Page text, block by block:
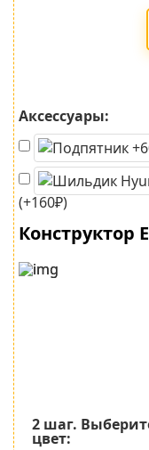
Аксессуары:
(+160₽)
Конструктор
2 шаг.
цвет: